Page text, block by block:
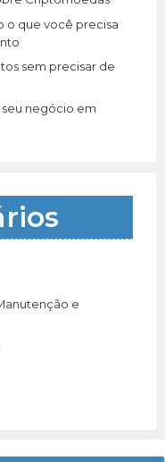
o que você precisa
sem precisar de
seu negócio em
e